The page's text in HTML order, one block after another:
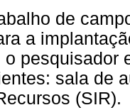
de
a
pesquisador
sala de
(SIR).